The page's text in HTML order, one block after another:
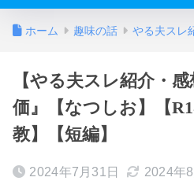
ホーム 趣味の話 やる夫スレ
【やる夫スレ紹介・
価』【なつしお】【
教】【短編】
2024年7月31日 2024年